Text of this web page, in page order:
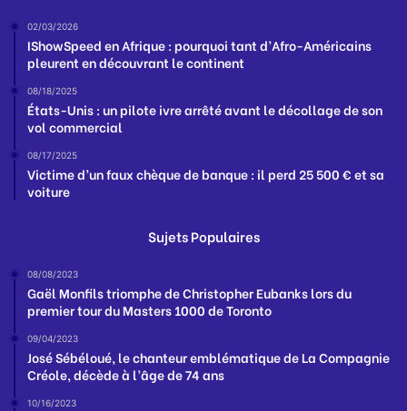
02/03/2026
IShowSpeed en Afrique : pourquoi tant d’Afro-Américains
pleurent en découvrant le continent
08/18/2025
États-Unis : un pilote ivre arrêté avant le décollage de son
vol commercial
08/17/2025
Victime d’un faux chèque de banque : il perd 25 500 € et sa
voiture
Sujets Populaires
08/08/2023
Gaël Monfils triomphe de Christopher Eubanks lors du
premier tour du Masters 1000 de Toronto
09/04/2023
José Sébéloué, le chanteur emblématique de La Compagnie
Créole, décède à l’âge de 74 ans
10/16/2023